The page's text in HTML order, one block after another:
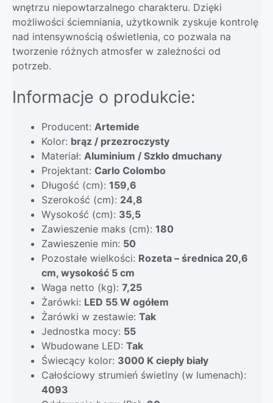
wnętrzu niepowtarzalnego charakteru. Dzięki
możliwości ściemniania, użytkownik zyskuje kontrolę
nad intensywnością oświetlenia, co pozwala na
tworzenie różnych atmosfer w zależności od
potrzeb.
Informacje o produkcie:
Producent: Artemide
Kolor: brąz / przezroczysty
Materiał: Aluminium / Szkło dmuchany
Projektant: Carlo Colombo
Długość (cm): 159,6
Szerokość (cm): 24,8
Wysokość (cm): 35,5
Zawieszenie maks (cm): 180
Zawieszenie min: 50
Pozostałe wielkości: Rozeta – średnica 20,6
cm, wysokość 5 cm
Waga netto (kg): 7,25
Żarówki: LED 55 W ogółem
Żarówki w zestawie: Tak
Jednostka mocy: 55
Wbudowane LED: Tak
Świecący kolor: 3000 K ciepły biały
Całościowy strumień świetlny (w lumenach):
4093